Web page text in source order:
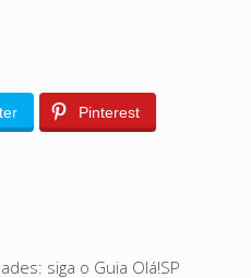
Pinterest
siga o Guia Olá!SP